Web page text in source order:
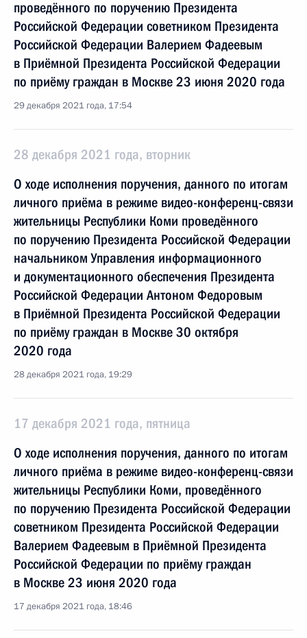
проведённого по поручению Президента
Российской Федерации советником Президента
Российской Федерации Валерием Фадеевым
в Приёмной Президента Российской Федерации
по приёму граждан в Москве 23 июня 2020 года
29 декабря 2021 года, 17:54
28 декабря 2021 года, вторник
О ходе исполнения поручения, данного по итогам
личного приёма в режиме видео-конференц-связи
жительницы Республики Коми проведённого
по поручению Президента Российской Федерации
начальником Управления информационного
и документационного обеспечения Президента
Российской Федерации Антоном Федоровым
в Приёмной Президента Российской Федерации
по приёму граждан в Москве 30 октября
2020 года
28 декабря 2021 года, 19:29
17 декабря 2021 года, пятница
О ходе исполнения поручения, данного по итогам
личного приёма в режиме видео-конференц-связи
жительницы Республики Коми, проведённого
по поручению Президента Российской Федерации
советником Президента Российской Федерации
Валерием Фадеевым в Приёмной Президента
Российской Федерации по приёму граждан
в Москве 23 июня 2020 года
17 декабря 2021 года, 18:46